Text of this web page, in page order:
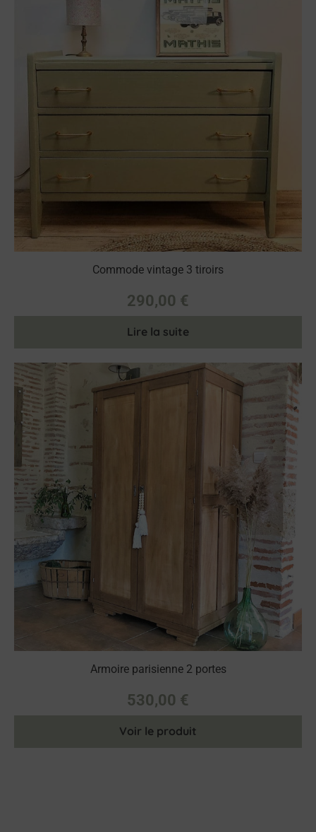
Commode vintage 3 tiroirs
290,00 €
Lire la suite
Armoire parisienne 2 portes
530,00 €
Voir le produit